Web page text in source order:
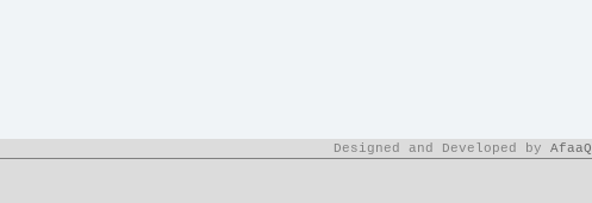
Designed and Developed by AfaaQ